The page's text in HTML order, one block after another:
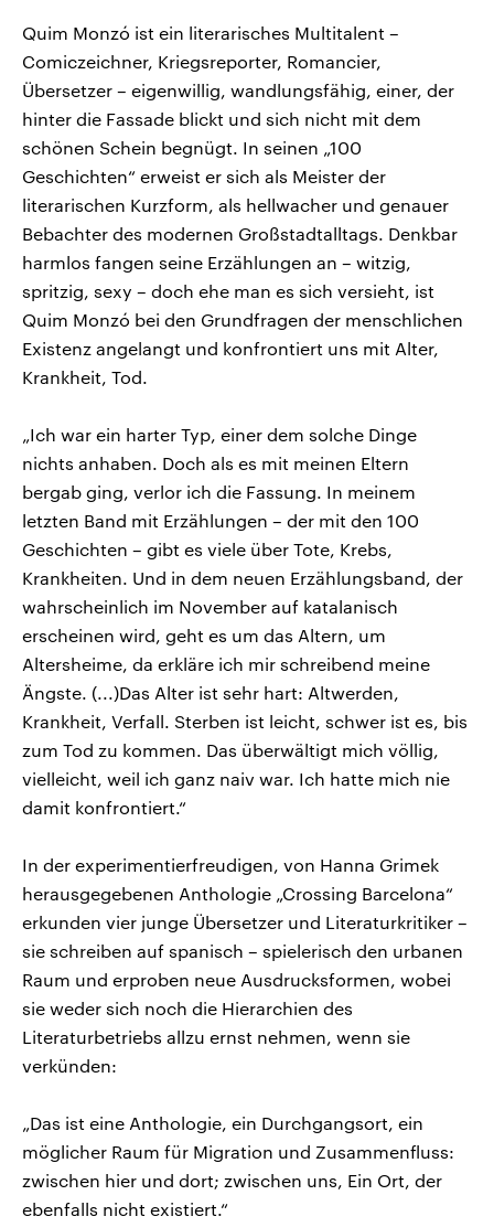
Quim Monzó ist ein literarisches Multitalent –
Comiczeichner, Kriegsreporter, Romancier,
Übersetzer – eigenwillig, wandlungsfähig, einer, der
hinter die Fassade blickt und sich nicht mit dem
schönen Schein begnügt. In seinen „100
Geschichten“ erweist er sich als Meister der
literarischen Kurzform, als hellwacher und genauer
Bebachter des modernen Großstadtalltags. Denkbar
harmlos fangen seine Erzählungen an – witzig,
spritzig, sexy – doch ehe man es sich versieht, ist
Quim Monzó bei den Grundfragen der menschlichen
Existenz angelangt und konfrontiert uns mit Alter,
Krankheit, Tod.
„Ich war ein harter Typ, einer dem solche Dinge
nichts anhaben. Doch als es mit meinen Eltern
bergab ging, verlor ich die Fassung. In meinem
letzten Band mit Erzählungen – der mit den 100
Geschichten – gibt es viele über Tote, Krebs,
Krankheiten. Und in dem neuen Erzählungsband, der
wahrscheinlich im November auf katalanisch
erscheinen wird, geht es um das Altern, um
Altersheime, da erkläre ich mir schreibend meine
Ängste. (...)Das Alter ist sehr hart: Altwerden,
Krankheit, Verfall. Sterben ist leicht, schwer ist es, bis
zum Tod zu kommen. Das überwältigt mich völlig,
vielleicht, weil ich ganz naiv war. Ich hatte mich nie
damit konfrontiert.“
In der experimentierfreudigen, von Hanna Grimek
herausgegebenen Anthologie „Crossing Barcelona“
erkunden vier junge Übersetzer und Literaturkritiker –
sie schreiben auf spanisch – spielerisch den urbanen
Raum und erproben neue Ausdrucksformen, wobei
sie weder sich noch die Hierarchien des
Literaturbetriebs allzu ernst nehmen, wenn sie
verkünden:
„Das ist eine Anthologie, ein Durchgangsort, ein
möglicher Raum für Migration und Zusammenfluss:
zwischen hier und dort; zwischen uns, Ein Ort, der
ebenfalls nicht existiert.“